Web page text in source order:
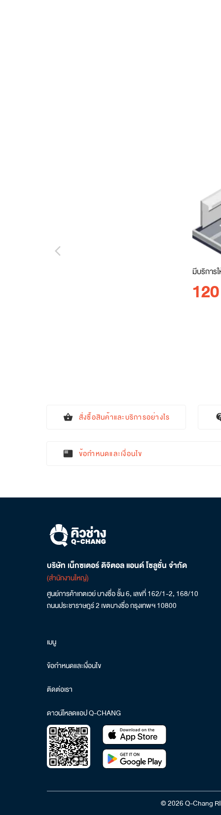
มีบริการ
120
arrow_back_ios_new
shopping_basket สั่งซื้อสินค้าและบริการอย่างไร
featured_play_list ข้อกำหนดและเงื่อนไข
บริษัท เน็กซเตอร์ ดิจิตอล แอนด์ โซลูชั่น จำกัด
(สำนักงานใหญ่)
ศูนย์การค้าเกตเวย์ บางซื่อ ชั้น 6, เลขที่ 162/1-2, 168/10
ถนนประชาราษฎร์ 2 เขตบางซื่อ กรุงเทพฯ 10800
เมนู
ข้อกำหนดและเงื่อนไข
ติดต่อเรา
ดาวน์โหลดแอป Q-CHANG
© 2026 Q-Chang